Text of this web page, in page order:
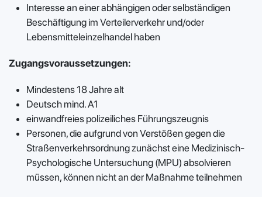
Interesse an einer abhängigen oder selbständigen
Beschäftigung im Verteilerverkehr und/oder
Lebensmitteleinzelhandel haben
Zugangsvoraussetzungen:
Mindestens 18 Jahre alt
Deutsch mind. A1
einwandfreies polizeiliches Führungszeugnis
Personen, die aufgrund von Verstößen gegen die
Straßenverkehrsordnung zunächst eine Medizinisch-
Psychologische Untersuchung (MPU) absolvieren
müssen, können nicht an der Maßnahme teilnehmen